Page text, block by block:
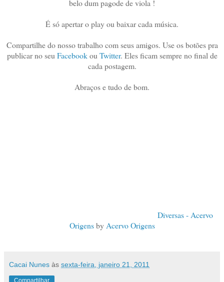
belo dum pagode de viola !
É só apertar o play ou baixar cada música.
Compartilhe do nosso trabalho com seus amigos. Use os botões pra
publicar no seu Facebookou Twitter. Eles ficam sempre no final de
cada postagem.
Abraços e tudo de bom.
Diversas - Acervo
Origensby Acervo Origens
Cacai Nunes às sexta-feira, janeiro 21, 2011
Compartilhar